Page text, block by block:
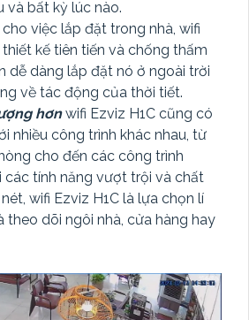
và bất kỳ lúc nào.
việc lắp đặt trong nhà, wifi
kế tiên tiến và chống thấm
dễ dàng lắp đặt nó ở ngoài trời
về tác động của thời tiết.
hơnwifi Ezviz H1C cũng có
nhiều công trình khác nhau, từ
cho đến các công trình
các tính năng vượt trội và chất
wifi Ezviz H1C là lựa chọn lí
theo dõi ngôi nhà, cửa hàng hay